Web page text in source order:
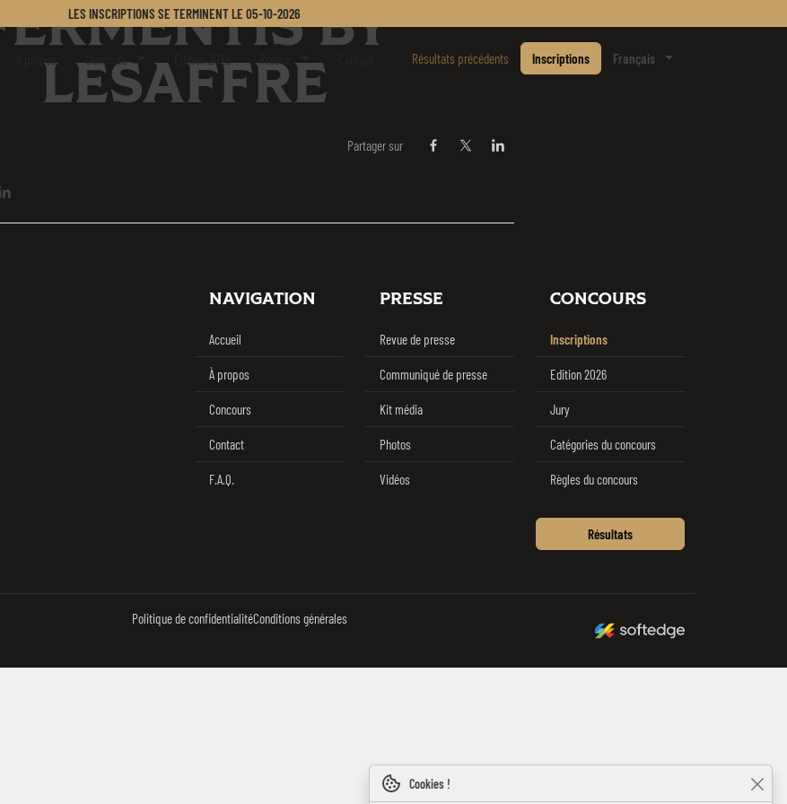
LES INSCRIPTIONS SE TERMINENT LE 05-10-2026
À propos Concours Edition 2026 Presse Résultats précédents Inscriptions Français
BY
LESAFFRE
Partager sur Partager sur Facebook
Partager sur Twitter / X
Partager sur Linkedin
sur Twitter / X
Partager sur Linkedin
NAVIGATION
Accueil
À propos
Concours
Contact
F.A.Q.
PRESSE
Revue de presse
Communiqué de presse
Kit média
Photos
Vidéos
CONCOURS
Inscriptions
Edition 2026
Jury
Catégories du concours
Règles du concours
Résultats
Politique de confidentialitéConditions générales
Cookies !